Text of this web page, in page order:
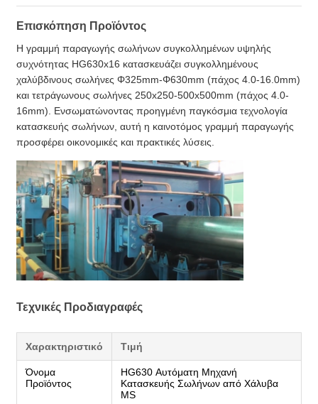
Επισκόπηση Προϊόντος
Η γραμμή παραγωγής σωλήνων συγκολλημένων υψηλής
συχνότητας HG630x16 κατασκευάζει συγκολλημένους
χαλύβδινους σωλήνες Φ325mm-Φ630mm (πάχος 4.0-16.0mm)
και τετράγωνους σωλήνες 250x250-500x500mm (πάχος 4.0-
16mm). Ενσωματώνοντας προηγμένη παγκόσμια τεχνολογία
κατασκευής σωλήνων, αυτή η καινοτόμος γραμμή παραγωγής
προσφέρει οικονομικές και πρακτικές λύσεις.
Τεχνικές Προδιαγραφές
Χαρακτηριστικό Τιμή
Όνομα
Προϊόντος
HG630 Αυτόματη Μηχανή
Κατασκευής Σωλήνων από Χάλυβα
MS